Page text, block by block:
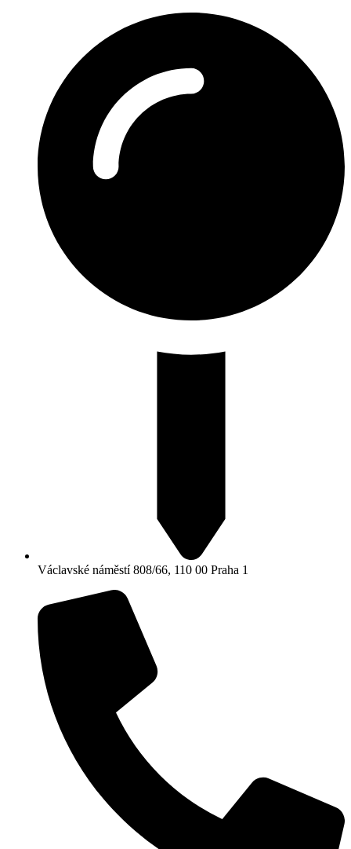
Václavské náměstí 808/66, 110 00 Praha 1